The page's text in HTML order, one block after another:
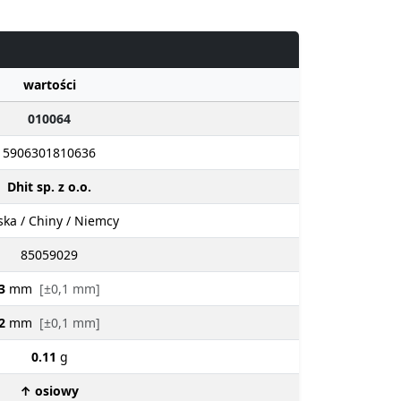
wartości
010064
5906301810636
Dhit sp. z o.o.
/ Chiny / Niemcy
85059029
mm [±0,1 mm]
mm [±0,1 mm]
0.11 g
↑ osiowy